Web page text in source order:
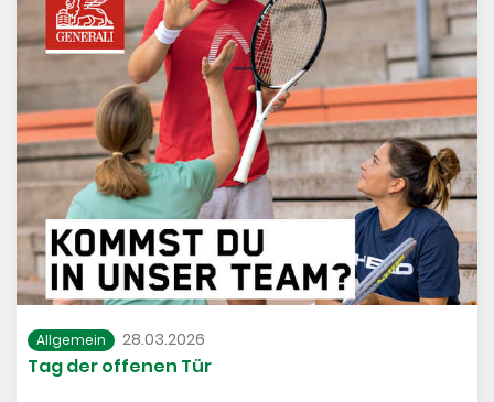
Allgemein 28.03.2026
Tag der offenen Tür